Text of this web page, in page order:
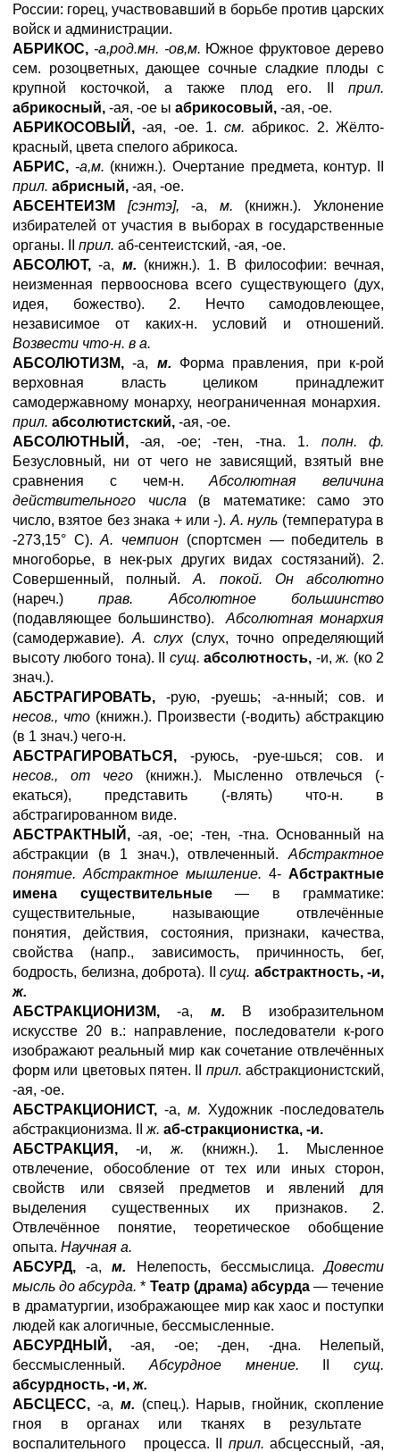
России: горец, участвовавший в борьбе против царских
войск и администрации.
АБРИКОС, -а,род.мн. -ов,м. Южное фруктовое дерево
сем. розоцветных, дающее сочные сладкие плоды с
крупной косточкой, а также плод его. II прил.
абрикосный, -ая, -ое ы абрикосовый, -ая, -ое.
АБРИКОСОВЫЙ, -ая, -ое. 1.см. абрикос. 2. Жёлто-
красный, цвета спелого абрикоса.
АБРИС, -а,м. (книжн.). Очертание предмета, контур. II
прил. абрисный, -ая, -ое.
АБСЕНТЕИЗМ
[сэнтэ], -а, м. (книжн.). Уклонение
избирателей от участия в выборах в государственные
органы. II прил. аб-сентеистский, -ая, -ое.
АБСОЛЮТ, -а, м. (книжн.). 1. В философии: вечная,
неизменная первооснова всего существующего (дух,
идея, божество). 2. Нечто самодовлеющее,
независимое от каких-н. условий и отношений.
Возвести что-н. в а.
АБСОЛЮТИЗМ, -а, м. Форма правления, при к-рой
верховная власть целиком принадлежит
самодержавному монарху, неограниченная монархия.
прил. абсолютистский, -ая, -ое.
АБСОЛЮТНЫЙ, -ая, -ое; -тен, -тна. 1. полн. ф.
Безусловный, ни от чего не зависящий, взятый вне
сравнения с чем-н.Абсолютная величина
действительного числа (в математике: само это
число, взятое без знака + или -). А. нуль (температура в
-273,15° С).А. чемпион (спортсмен — победитель в
многоборье, в нек-рых других видах состязаний). 2.
Совершенный, полный.А. покой. Он абсолютно
(нареч.)прав. Абсолютное большинство
(подавляющее большинство).Абсолютная монархия
(самодержавие). А. слух(слух, точно определяющий
высоту любого тона). II сущ. абсолютность, -и,ж. (ко 2
знач.).
АБСТРАГИРОВАТЬ, -рую, -руешь; -а-нный; сов. и
несов., что (книжн.). Произвести (-водить) абстракцию
(в 1 знач.) чего-н.
АБСТРАГИРОВАТЬСЯ, -руюсь, -руе-шься; сов. и
несов., от чего(книжн.). Мысленно отвлечься (-
екаться), представить (-влять) что-н. в
абстрагированном виде.
АБСТРАКТНЫЙ, -ая, -ое; -тен, -тна. Основанный на
абстракции (в 1 знач.), отвлеченный. Абстрактное
понятие. Абстрактное мышление. 4- Абстрактные
имена существительные— в грамматике:
существительные, называющие отвлечённые
понятия, действия, состояния, признаки, качества,
свойства (напр., зависимость, причинность, бег,
бодрость, белизна, доброта). II сущ. абстрактность, -и,
ж.
АБСТРАКЦИОНИЗМ, -а, м. В изобразительном
искусстве 20 в.: направление, последователи к-рого
изображают реальный мир как сочетание отвлечённых
форм или цветовых пятен. II прил. абстракционистский,
-ая, -ое.
АБСТРАКЦИОНИСТ, -а, м. Художник -последователь
абстракционизма. II ж. аб-стракционистка, -и.
АБСТРАКЦИЯ, -и, ж. (книжн.). 1. Мысленное
отвлечение, обособление от тех или иных сторон,
свойств или связей предметов и явлений для
выделения существенных их признаков. 2.
Отвлечённое понятие, теоретическое обобщение
опыта. Научная а.
АБСУРД, -а, м. Нелепость, бессмыслица.Довести
мысль до абсурда. * Театр (драма) абсурда— течение
в драматургии, изображающее мир как хаос и поступки
людей как алогичные, бессмысленные.
АБСУРДНЫЙ, -ая, -ое; -ден, -дна. Нелепый,
бессмысленный. Абсурдное мнение.
сущ.
абсурдность, -и, ж.
АБСЦЕСС, -а, м. (спец.). Нарыв, гнойник, скопление
гноя в органах или тканях в результате
воспалительного процесса. II прил. абсцессный, -ая,